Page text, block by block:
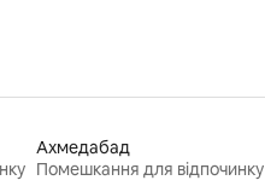
Ахмедабад
Помешкання для відпочинку